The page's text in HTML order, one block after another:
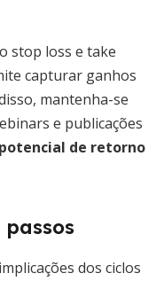
stop loss e take
capturar ganhos
mantenha-se
e publicações
de retorno
dos ciclos